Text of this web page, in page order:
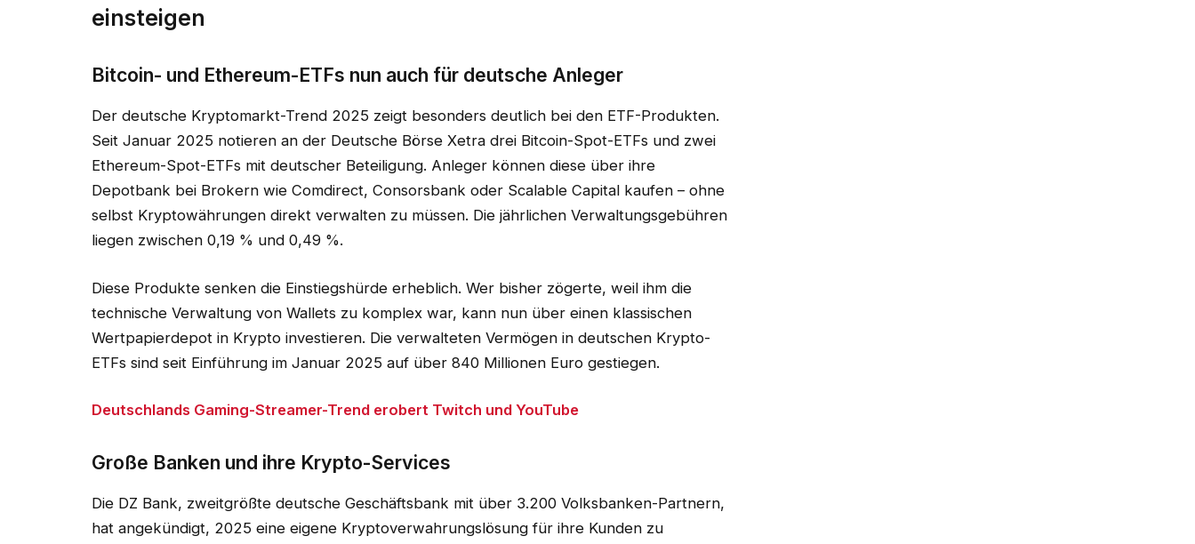
einsteigen
Bitcoin- und Ethereum-ETFs nun auch für deutsche Anleger
Der deutsche Kryptomarkt-Trend 2025 zeigt besonders deutlich bei den ETF-Produkten.
Seit Januar 2025 notieren an der Deutsche Börse Xetra drei Bitcoin-Spot-ETFs und zwei
Ethereum-Spot-ETFs mit deutscher Beteiligung. Anleger können diese über ihre
Depotbank bei Brokern wie Comdirect, Consorsbank oder Scalable Capital kaufen – ohne
selbst Kryptowährungen direkt verwalten zu müssen. Die jährlichen Verwaltungsgebühren
liegen zwischen 0,19 % und 0,49 %.
Diese Produkte senken die Einstiegshürde erheblich. Wer bisher zögerte, weil ihm die
technische Verwaltung von Wallets zu komplex war, kann nun über einen klassischen
Wertpapierdepot in Krypto investieren. Die verwalteten Vermögen in deutschen Krypto-
ETFs sind seit Einführung im Januar 2025 auf über 840 Millionen Euro gestiegen.
Deutschlands Gaming-Streamer-Trend erobert Twitch und YouTube
Große Banken und ihre Krypto-Services
Die DZ Bank, zweitgrößte deutsche Geschäftsbank mit über 3.200 Volksbanken-Partnern,
hat angekündigt, 2025 eine eigene Kryptoverwahrungslösung für ihre Kunden zu